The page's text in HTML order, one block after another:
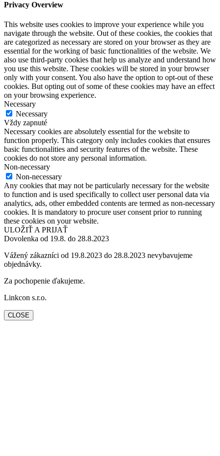
Privacy Overview
This website uses cookies to improve your experience while you
navigate through the website. Out of these cookies, the cookies that
are categorized as necessary are stored on your browser as they are
essential for the working of basic functionalities of the website. We
also use third-party cookies that help us analyze and understand how
you use this website. These cookies will be stored in your browser
only with your consent. You also have the option to opt-out of these
cookies. But opting out of some of these cookies may have an effect
on your browsing experience.
Necessary
Necessary
Vždy zapnuté
Necessary cookies are absolutely essential for the website to
function properly. This category only includes cookies that ensures
basic functionalities and security features of the website. These
cookies do not store any personal information.
Non-necessary
Non-necessary
Any cookies that may not be particularly necessary for the website
to function and is used specifically to collect user personal data via
analytics, ads, other embedded contents are termed as non-necessary
cookies. It is mandatory to procure user consent prior to running
these cookies on your website.
ULOŽIŤ A PRIJAŤ
Dovolenka od 19.8. do 28.8.2023
Vážený zákazníci od 19.8.2023 do 28.8.2023 nevybavujeme
objednávky.
Za pochopenie ďakujeme.
Linkcon s.r.o.
CLOSE